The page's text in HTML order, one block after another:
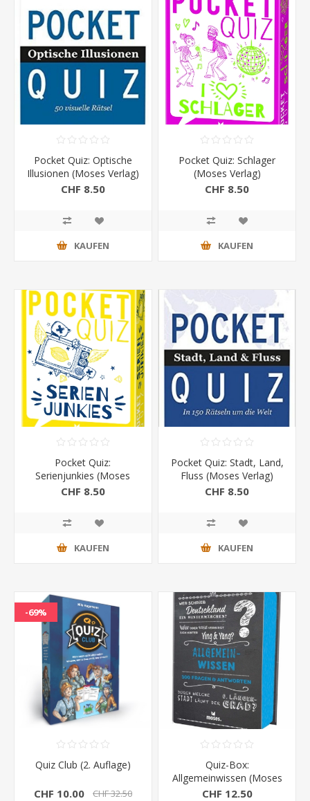
Pocket Quiz: Optische
Illusionen (Moses Verlag)
CHF 8.50
KAUFEN
Pocket Quiz: Schlager
(Moses Verlag)
CHF 8.50
KAUFEN
Pocket Quiz:
Serienjunkies (Moses
Verlag)
CHF 8.50
KAUFEN
Pocket Quiz: Stadt, Land,
Fluss (Moses Verlag)
CHF 8.50
KAUFEN
-69%
Quiz Club (2. Auflage)
CHF 10.00 CHF 32.50
Quiz-Box:
Allgemeinwissen (Moses
Verlag)
CHF 12.50